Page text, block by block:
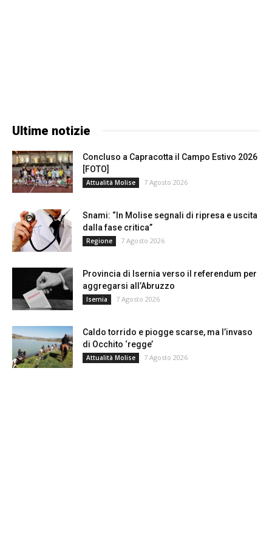
Ultime notizie
Concluso a Capracotta il Campo Estivo 2026
[FOTO]
Attualità Molise 7 Agosto 2026
Snami: “In Molise segnali di ripresa e uscita
dalla fase critica”
Regione 7 Agosto 2026
Provincia di Isernia verso il referendum per
aggregarsi all’Abruzzo
Isernia 7 Agosto 2026
Caldo torrido e piogge scarse, ma l’invaso
di Occhito ‘regge’
Attualità Molise 7 Agosto 2026